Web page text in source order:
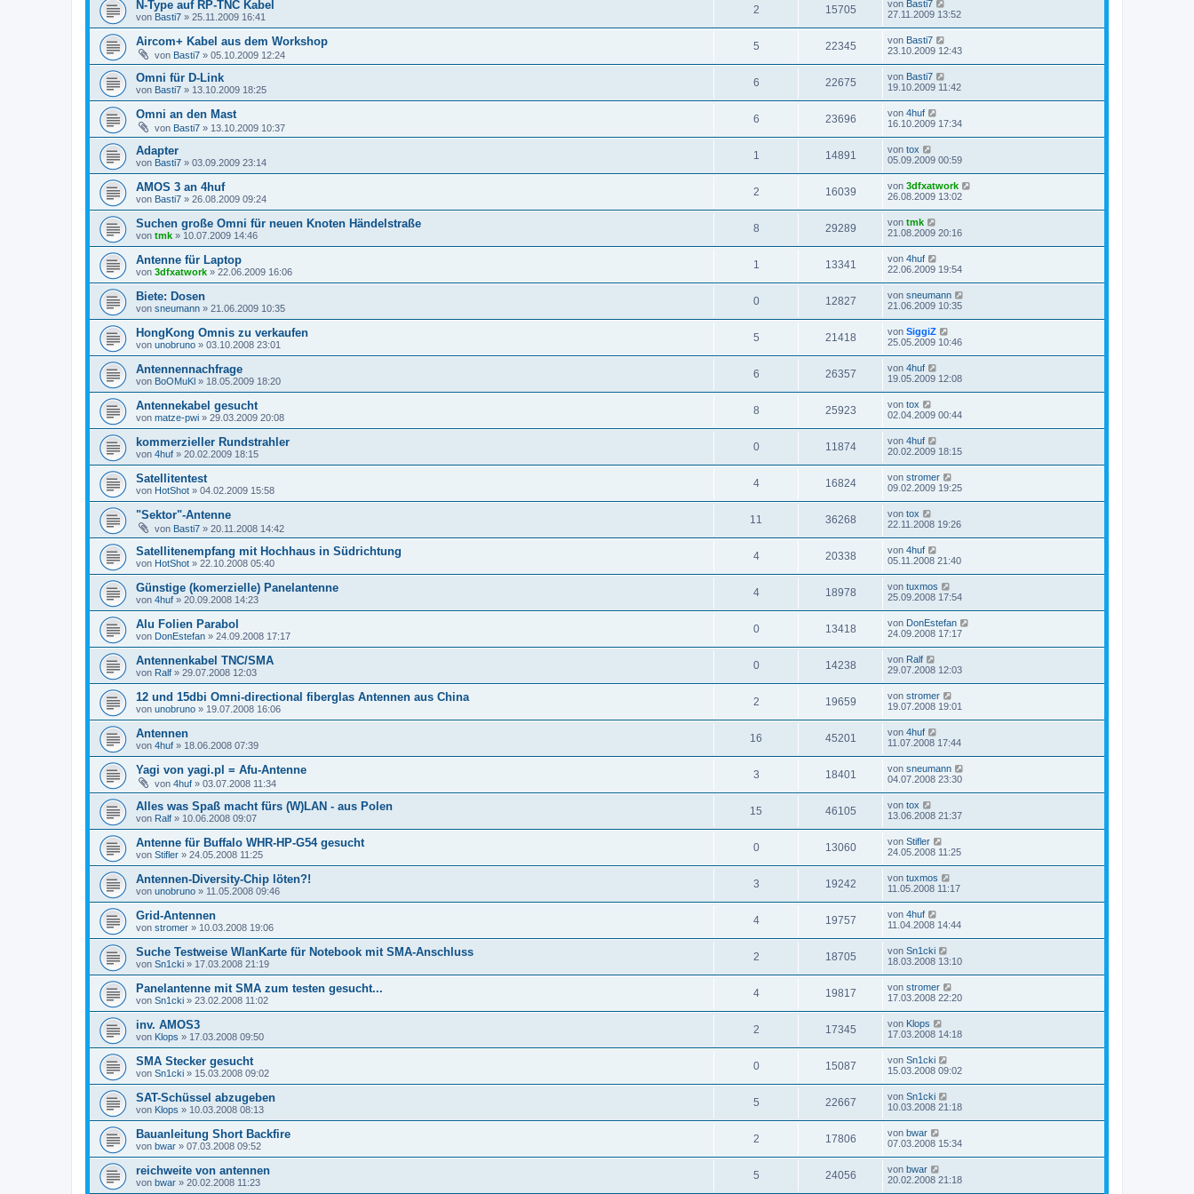
N-Type auf RP-TNC Kabel
von Basti7 » 25.11.2009 16:41
2 15705 von Basti7
27.11.2009 13:52
Aircom+ Kabel aus dem Workshop
von Basti7 » 05.10.2009 12:24
5 22345 von Basti7
23.10.2009 12:43
Omni für D-Link
von Basti7 » 13.10.2009 18:25
6 22675 von Basti7
19.10.2009 11:42
Omni an den Mast
von Basti7 » 13.10.2009 10:37
6 23696 von 4huf
16.10.2009 17:34
Adapter
von Basti7 » 03.09.2009 23:14
1 14891 von tox
05.09.2009 00:59
AMOS 3 an 4huf
von Basti7 » 26.08.2009 09:24
2 16039 von 3dfxatwork
26.08.2009 13:02
Suchen große Omni für neuen Knoten Händelstraße
von tmk » 10.07.2009 14:46
8 29289 von tmk
21.08.2009 20:16
Antenne für Laptop
von 3dfxatwork » 22.06.2009 16:06
1 13341 von 4huf
22.06.2009 19:54
Biete: Dosen
von sneumann » 21.06.2009 10:35
0 12827 von sneumann
21.06.2009 10:35
HongKong Omnis zu verkaufen
von unobruno » 03.10.2008 23:01
5 21418 von SiggiZ
25.05.2009 10:46
Antennennachfrage
von BoOMuKl » 18.05.2009 18:20
6 26357 von 4huf
19.05.2009 12:08
Antennekabel gesucht
von matze-pwi » 29.03.2009 20:08
8 25923 von tox
02.04.2009 00:44
kommerzieller Rundstrahler
von 4huf » 20.02.2009 18:15
0 11874 von 4huf
20.02.2009 18:15
Satellitentest
von HotShot » 04.02.2009 15:58
4 16824 von stromer
09.02.2009 19:25
"Sektor"-Antenne
von Basti7 » 20.11.2008 14:42
11 36268 von tox
22.11.2008 19:26
Satellitenempfang mit Hochhaus in Südrichtung
von HotShot » 22.10.2008 05:40
4 20338 von 4huf
05.11.2008 21:40
Günstige (komerzielle) Panelantenne
von 4huf » 20.09.2008 14:23
4 18978 von tuxmos
25.09.2008 17:54
Alu Folien Parabol
von DonEstefan » 24.09.2008 17:17
0 13418 von DonEstefan
24.09.2008 17:17
Antennenkabel TNC/SMA
von Ralf » 29.07.2008 12:03
0 14238 von Ralf
29.07.2008 12:03
12 und 15dbi Omni-directional fiberglas Antennen aus China
von unobruno » 19.07.2008 16:06
2 19659 von stromer
19.07.2008 19:01
Antennen
von 4huf » 18.06.2008 07:39
16 45201 von 4huf
11.07.2008 17:44
Yagi von yagi.pl = Afu-Antenne
von 4huf » 03.07.2008 11:34
3 18401 von sneumann
04.07.2008 23:30
Alles was Spaß macht fürs (W)LAN - aus Polen
von Ralf » 10.06.2008 09:07
15 46105 von tox
13.06.2008 21:37
Antenne für Buffalo WHR-HP-G54 gesucht
von Stifler » 24.05.2008 11:25
0 13060 von Stifler
24.05.2008 11:25
Antennen-Diversity-Chip löten?!
von unobruno » 11.05.2008 09:46
3 19242 von tuxmos
11.05.2008 11:17
Grid-Antennen
von stromer » 10.03.2008 19:06
4 19757 von 4huf
11.04.2008 14:44
Suche Testweise WlanKarte für Notebook mit SMA-Anschluss
von Sn1cki » 17.03.2008 21:19
2 18705 von Sn1cki
18.03.2008 13:10
Panelantenne mit SMA zum testen gesucht...
von Sn1cki » 23.02.2008 11:02
4 19817 von stromer
17.03.2008 22:20
inv. AMOS3
von Klops » 17.03.2008 09:50
2 17345 von Klops
17.03.2008 14:18
SMA Stecker gesucht
von Sn1cki » 15.03.2008 09:02
0 15087 von Sn1cki
15.03.2008 09:02
SAT-Schüssel abzugeben
von Klops » 10.03.2008 08:13
5 22667 von Sn1cki
10.03.2008 21:18
Bauanleitung Short Backfire
von bwar » 07.03.2008 09:52
2 17806 von bwar
07.03.2008 15:34
reichweite von antennen
von bwar » 20.02.2008 11:23
5 24056 von bwar
20.02.2008 21:18